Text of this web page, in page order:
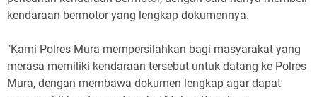
kendaraan bermotor yang lengkap dokumennya.
"Kami Polres Mura mempersilahkan bagi masyarakat yang
merasa memiliki kendaraan tersebut untuk datang ke Polres
Mura, dengan membawa dokumen lengkap agar dapat